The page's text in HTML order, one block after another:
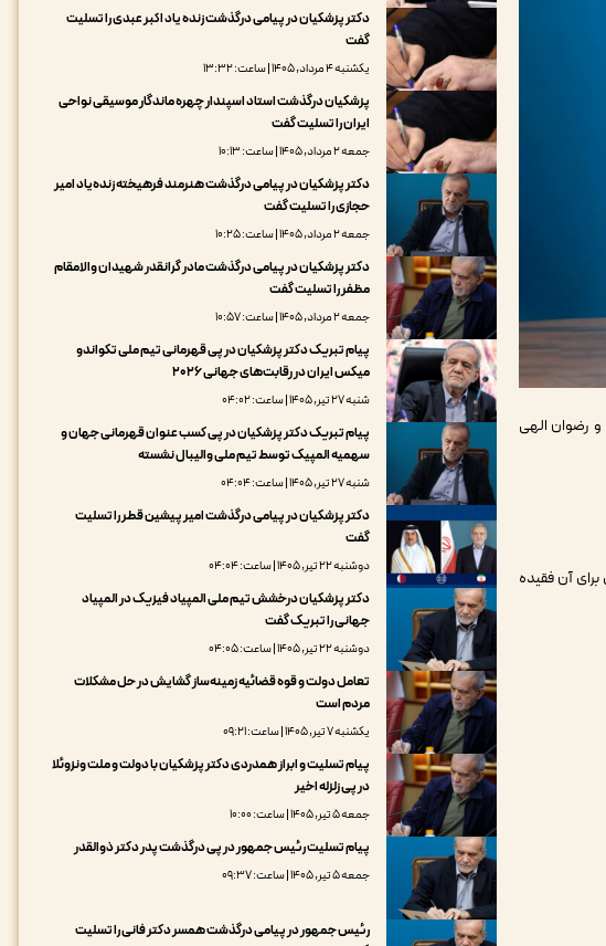
رضوان الهی
آن فقیده
دکتر پزشکیان در پیامی درگذشت زنده یاد اکبر عبدی را تسلیت
گفت
یکشنبه ۴ مرداد, ۱۴۰۵ | ساعت: ۱۳:۳۲
پزشکیان درگذشت استاد اسپندار چهره ماندگار موسیقی نواحی
ایران را تسلیت گفت
جمعه ۲ مرداد, ۱۴۰۵ | ساعت: ۱۰:۱۳
دکتر پزشکیان در پیامی درگذشت هنرمند فرهیخته زنده‌یاد امیر
حجازی را تسلیت گفت
جمعه ۲ مرداد, ۱۴۰۵ | ساعت: ۱۰:۲۵
دکتر پزشکیان در پیامی درگذشت مادر گرانقدر شهیدان والامقام
مظفر را تسلیت گفت
جمعه ۲ مرداد, ۱۴۰۵ | ساعت: ۱۰:۵۷
پیام تبریک دکتر پزشکیان در پی قهرمانی تیم ملی تکواندو
میکس ایران در رقابت‌های جهانی ۲۰۲۶
شنبه ۲۷ تیر, ۱۴۰۵ | ساعت: ۰۴:۰۲
پیام تبریک دکتر پزشکیان در پی کسب عنوان قهرمانی جهان و
سهمیه المپیک توسط تیم ملی والیبال نشسته
شنبه ۲۷ تیر, ۱۴۰۵ | ساعت: ۰۴:۰۴
دکتر پزشکیان در پیامی درگذشت امیر پیشین قطر را تسلیت
گفت
دوشنبه ۲۲ تیر, ۱۴۰۵ | ساعت: ۰۴:۰۴
دکتر پزشکیان درخشش تیم ملی المپیاد فیزیک در المپیاد
جهانی را تبریک گفت
دوشنبه ۲۲ تیر, ۱۴۰۵ | ساعت: ۰۴:۰۵
تعامل دولت و قوه قضائیه زمینه‌ساز گشایش در حل مشکلات
مردم است
یکشنبه ۷ تیر, ۱۴۰۵ | ساعت: ۰۹:۲۱
پیام تسلیت و ابراز همدردی دکتر پزشکیان با دولت و ملت ونزوئلا
در پی زلزله اخیر
جمعه ۵ تیر, ۱۴۰۵ | ساعت: ۱۰:۰۰
پیام تسلیت رئیس جمهور در پی درگذشت پدر دکتر ذوالقدر
جمعه ۵ تیر, ۱۴۰۵ | ساعت: ۰۹:۳۷
رئیس جمهور در پیامی درگذشت همسر دکتر فانی را تسلیت